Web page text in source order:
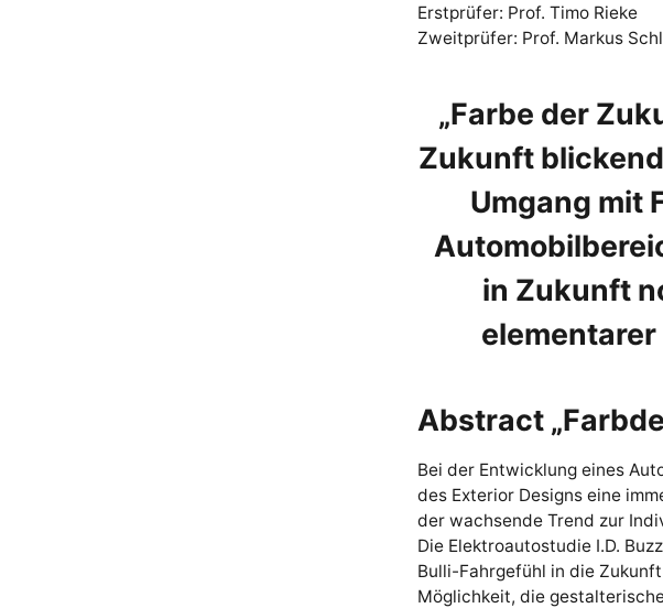
Erstprüfer: Prof. Timo Rieke
Zweitprüfer: Prof. Markus
„Farbe der
Zukunft
Umgang mit
in Zukunft
Abstract
Bei der Entwicklung eines
des Exterior Designs eine
der wachsende Trend zur
Die Elektroautostudie I.D.
Bulli-Fahrgefühl in die
Möglichkeit, die